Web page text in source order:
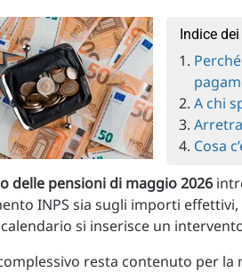
Indice
A chi
Cosa
delle pensioni di maggio 2026
INPS sia sugli importi
si inserisce un
resta contenuto per